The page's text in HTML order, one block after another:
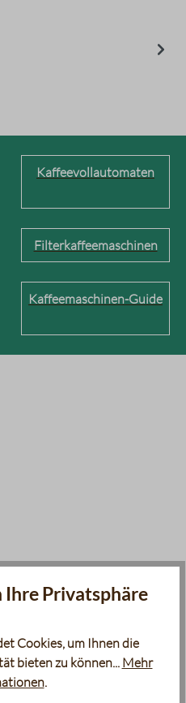
Kaffeevollautomaten
Filterkaffeemaschinen
Kaffeemaschinen-Guide
Privatsphäre
Cookies, um Ihnen die
bieten zu können... Mehr
.